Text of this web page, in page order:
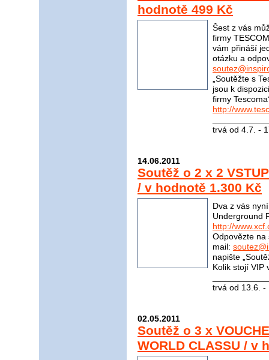
hodnotě 499 Kč
Šest z vás
firmy
vám přináší
otázku a
„Soutěžte s
jsou k
firmy
http://
trvá od 4.7. -
14.06.2011
Soutěž o 2 x 2
/ v hodnotě 1.300 Kč
Dva z vás
Underground
http://
Odpovězte na
mail:
napište
Kolik stojí VIP
trvá od 13.6.
02.05.2011
Soutěž o 3 x
WORLD CLASSU / v